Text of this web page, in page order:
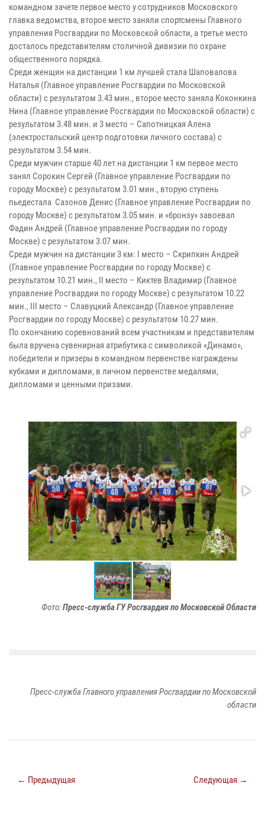
командном зачете первое место у сотрудников Московского
главка ведомства, второе место заняли спортсмены Главного
управления Росгвардии по Московской области, а третье место
досталось представителям столичной дивизии по охране
общественного порядка.
Среди женщин на дистанции 1 км лучшей стала Шаповалова
Наталья (Главное управление Росгвардии по Московской
области) с результатом 3.43 мин., второе место заняла Коконкина
Нина (Главное управление Росгвардии по Московской области) с
результатом 3.48 мин. и 3 место – Сапотницкая Алена
(электростальский центр подготовки личного состава) с
результатом 3.54 мин.
Среди мужчин старше 40 лет на дистанции 1 км первое место
занял Сорокин Сергей (Главное управление Росгвардии по
городу Москве) с результатом 3.01 мин., вторую ступень
пьедестала Сазонов Денис (Главное управление Росгвардии по
городу Москве) с результатом 3.05 мин. и «бронзу» завоевал
Фадин Андрей (Главное управление Росгвардии по городу
Москве) с результатом 3.07 мин.
Среди мужчин на дистанции 3 км: I место – Скрипкин Андрей
(Главное управление Росгвардии по городу Москве) с
результатом 10.21 мин., II место – Киктев Владимир (Главное
управление Росгвардии по городу Москве) с результатом 10.22
мин., III место – Славуцкий Александр (Главное управление
Росгвардии по городу Москве) с результатом 10.27 мин.
По окончанию соревнований всем участникам и представителям
была вручена сувенирная атрибутика с символикой «Динамо»,
победители и призеры в командном первенстве награждены
кубками и дипломами, в личном первенстве медалями,
дипломами и ценными призами.
Фото:Пресс-служба ГУ Росгвардия по Московской Области
Пресс-служба Главного управления Росгвардии по Московской
области
← Предыдущая Следующая →